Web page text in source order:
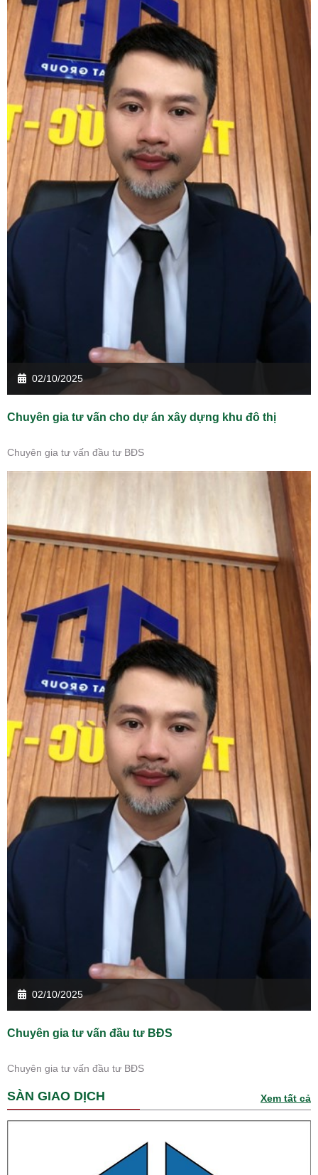
02/10/2025
Chuyên gia tư vấn cho dự án xây dựng khu đô thị
Chuyên gia tư vấn đầu tư BĐS
02/10/2025
Chuyên gia tư vấn đầu tư BĐS
Chuyên gia tư vấn đầu tư BĐS
SÀN GIAO DỊCH Xem tất cả